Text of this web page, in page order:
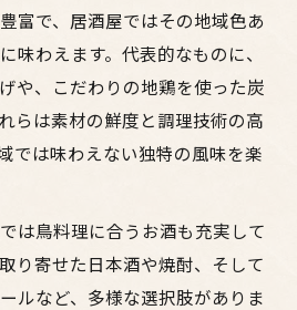
富で、居酒屋ではその地域色あ
味わえます。代表的なものに、
や、こだわりの地鶏を使った炭
らは素材の鮮度と調理技術の高
では味わえない独特の風味を楽
は鳥料理に合うお酒も充実して
り寄せた日本酒や焼酎、そして
ルなど、多様な選択肢がありま